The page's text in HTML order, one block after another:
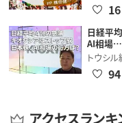
16
日経平
AI相場…
トウシ
94
アクセスランキ